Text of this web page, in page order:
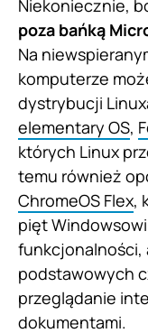
Niekoniecznie,
poza bańką
Na
komputerze
dystrybucji
elementary OS,
których Linux
temu również
ChromeOS Flex,
pięt
funkcjonalności,
podstawowych
przeglądanie
dokumentami.